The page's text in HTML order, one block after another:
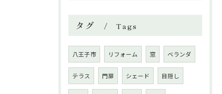
タグ Tags
八王子市 リフォーム 窓 ベランダ
テラス 門扉 シェード 目隠し